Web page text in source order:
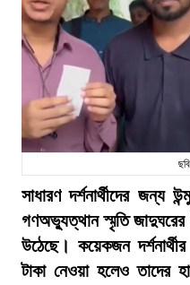
সাধারণ দর্শনার্থীদের
গণঅভ্যুত্থান স্মৃতি জাদুঘরের
উঠেছে। কয়েকজন
টাকা নেওয়া হলেও তাদের